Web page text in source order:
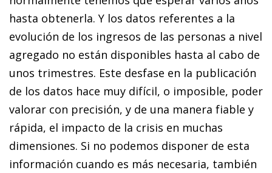
hasta obtenerla. Y los datos referentes a la
evolución de los ingresos de las personas a nivel
agregado no están disponibles hasta al cabo de
unos trimestres. Este desfase en la publicación
de los datos hace muy difícil, o imposible, poder
valorar con precisión, y de una manera fiable y
rápida, el impacto de la crisis en muchas
dimensiones. Si no podemos disponer de esta
información cuando es más necesaria, también